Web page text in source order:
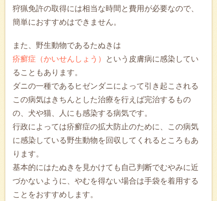
狩猟免許の取得には相当な時間と費用が必要なので、
簡単におすすめはできません。
また、野生動物であるたぬきは
疥癬症（かいせんしょう）
という皮膚病に感染してい
ることもあります。
ダニの一種であるヒゼンダニによって引き起こされる
この病気はきちんとした治療を行えば完治するもの
の、犬や猫、人にも感染する病気です。
行政によっては疥癬症の拡大防止のために、この病気
に感染している野生動物を回収してくれるところもあ
ります。
基本的にはたぬきを見かけても自己判断でむやみに近
づかないように、やむを得ない場合は手袋を着用する
ことをおすすめします。